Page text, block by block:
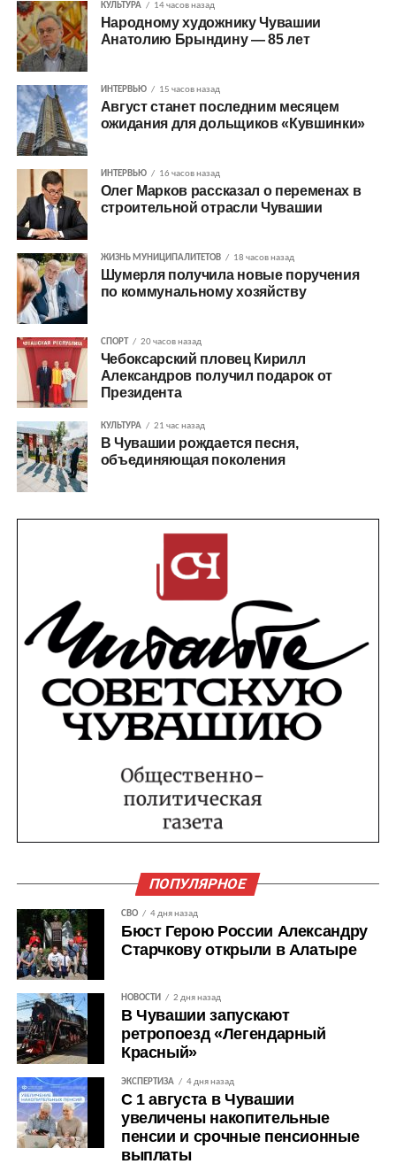
КУЛЬТУРА 14 часов назад
Народному художнику Чувашии
Анатолию Брындину — 85 лет
ИНТЕРВЬЮ 15 часов назад
Август станет последним месяцем
ожидания для дольщиков «Кувшинки»
ИНТЕРВЬЮ 16 часов назад
Олег Марков рассказал о переменах в
строительной отрасли Чувашии
ЖИЗНЬ МУНИЦИПАЛИТЕТОВ 18 часов назад
Шумерля получила новые поручения
по коммунальному хозяйству
СПОРТ 20 часов назад
Чебоксарский пловец Кирилл
Александров получил подарок от
Президента
КУЛЬТУРА 21 час назад
В Чувашии рождается песня,
объединяющая поколения
ПОПУЛЯРНОЕ
СВО 4 дня назад
Бюст Герою России Александру
Старчкову открыли в Алатыре
НОВОСТИ 2 дня назад
В Чувашии запускают
ретропоезд «Легендарный
Красный»
ЭКСПЕРТИЗА 4 дня назад
С 1 августа в Чувашии
увеличены накопительные
пенсии и срочные пенсионные
выплаты